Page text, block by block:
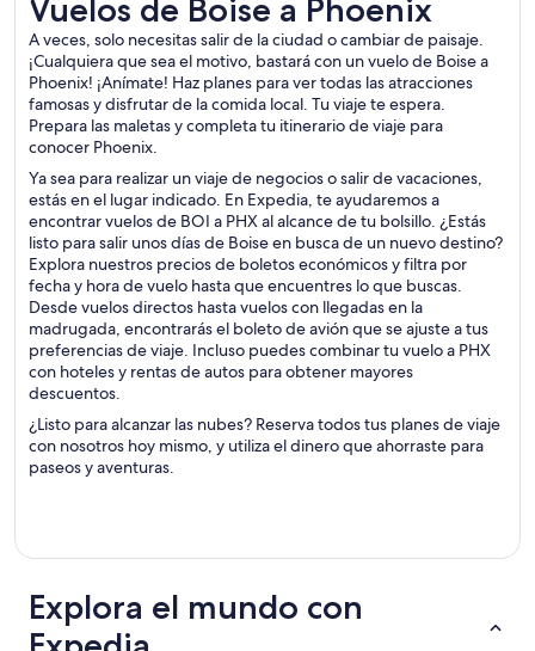
Vuelos de Boise a Phoenix
A veces, solo necesitas salir de la ciudad o cambiar de paisaje.
¡Cualquiera que sea el motivo, bastará con un vuelo de Boise a
Phoenix! ¡Anímate! Haz planes para ver todas las atracciones
famosas y disfrutar de la comida local. Tu viaje te espera.
Prepara las maletas y completa tu itinerario de viaje para
conocer Phoenix.
Ya sea para realizar un viaje de negocios o salir de vacaciones,
estás en el lugar indicado. En Expedia, te ayudaremos a
encontrar vuelos de BOI a PHX al alcance de tu bolsillo. ¿Estás
listo para salir unos días de Boise en busca de un nuevo destino?
Explora nuestros precios de boletos económicos y filtra por
fecha y hora de vuelo hasta que encuentres lo que buscas.
Desde vuelos directos hasta vuelos con llegadas en la
madrugada, encontrarás el boleto de avión que se ajuste a tus
preferencias de viaje. Incluso puedes combinar tu vuelo a PHX
con hoteles y rentas de autos para obtener mayores
descuentos.
¿Listo para alcanzar las nubes? Reserva todos tus planes de viaje
con nosotros hoy mismo, y utiliza el dinero que ahorraste para
paseos y aventuras.
Explora el mundo con